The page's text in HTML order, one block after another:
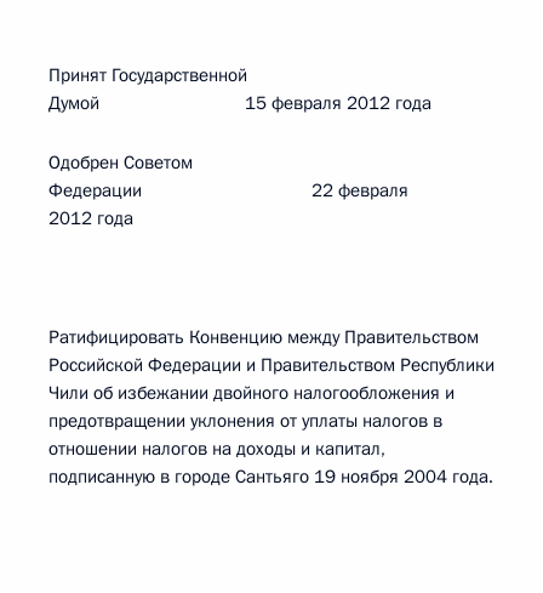
Принят Государственной
Думой 15 февраля 2012 года
Одобрен Советом
Федерации 22 февраля
2012 года
Ратифицировать Конвенцию между Правительством
Российской Федерации и Правительством Республики
Чили об избежании двойного налогообложения и
предотвращении уклонения от уплаты налогов в
отношении налогов на доходы и капитал,
подписанную в городе Сантьяго 19 ноября 2004 года.